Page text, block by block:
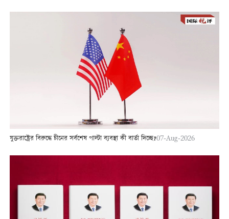
যুক্তরাষ্ট্রের বিরুদ্ধে চীনের সর্বশেষ পাল্টা ব্যবস্থা কী বার্তা দিচ্ছে?07-Aug-2026